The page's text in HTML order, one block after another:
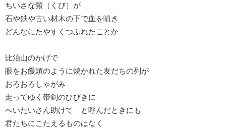
ちいさな頸（くび）が
石や鉄や古い材木の下で血を噴き
どんなにたやすくつぶれたことか
比治山のかげで
眼をお饅頭のように焼かれた友だちの列が
おろおろしゃがみ
走ってゆく帯剣のひびきに
へいたいさん助けて と呼んだときにも
君たちにこたえるものはなく